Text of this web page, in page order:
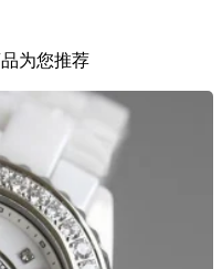
为您推荐